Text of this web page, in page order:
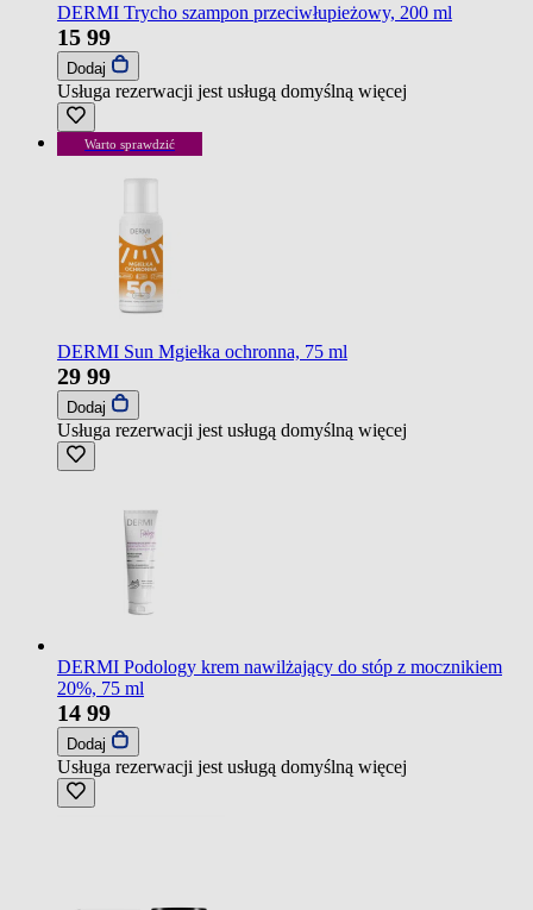
DERMI Trycho szampon przeciwłupieżowy, 200 ml
15 99
Dodaj
Usługa rezerwacji jest usługą domyślną więcej
Warto sprawdzić
DERMI Sun Mgiełka ochronna, 75 ml
29 99
Dodaj
Usługa rezerwacji jest usługą domyślną więcej
DERMI Podology krem nawilżający do stóp z mocznikiem
20%, 75 ml
14 99
Dodaj
Usługa rezerwacji jest usługą domyślną więcej